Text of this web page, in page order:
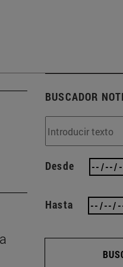
BUSCADOR
Desde
Hasta